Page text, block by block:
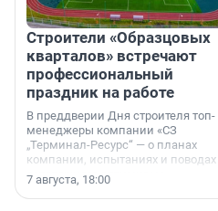
Строители «Образцовых
кварталов» встречают
профессиональный
праздник на работе
В преддверии Дня строителя топ-
менеджеры компании «СЗ
„Терминал-Ресурс“ — о планах
компании, испытаниях и поводах
осторожного оптимизма.
7 августа, 18:00